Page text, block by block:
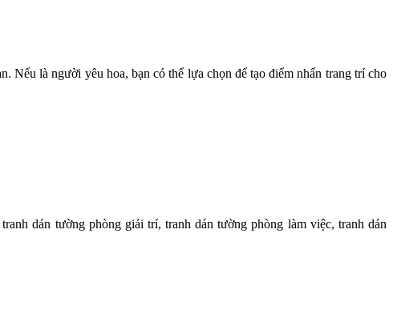
Nếu là người yêu hoa, bạn có thể lựa chọn để tạo điểm nhấn trang trí cho
dán tường phòng giải trí, tranh dán tường phòng làm việc, tranh dán